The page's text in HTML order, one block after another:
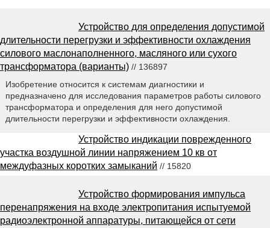
Устройство для определения допустимой
длительности перегрузки и эффективности охлаждения
силового маслонаполненного, масляного или сухого
трансформатора (варианты) // 136897
Изобретение относится к системам диагностики и
предназначено для исследования параметров работы силового
трансформатора и определения для него допустимой
длительности перегрузки и эффективности охлаждения.
Устройство индикации поврежденного
участка воздушной линии напряжением 10 кв от
междуфазных коротких замыканий // 15820
Устройство формирования импульса
перенапряжения на входе электропитания испытуемой
радиоэлектронной аппаратуры, питающейся от сети